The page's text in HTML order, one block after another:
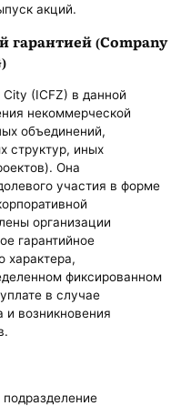
акций.
гарантией (Company
(ICFZ) в данной
некоммерческой
объединений,
структур, иных
Она
участия в форме
организации
гарантийное
характера,
фиксированном
в случае
и возникновения